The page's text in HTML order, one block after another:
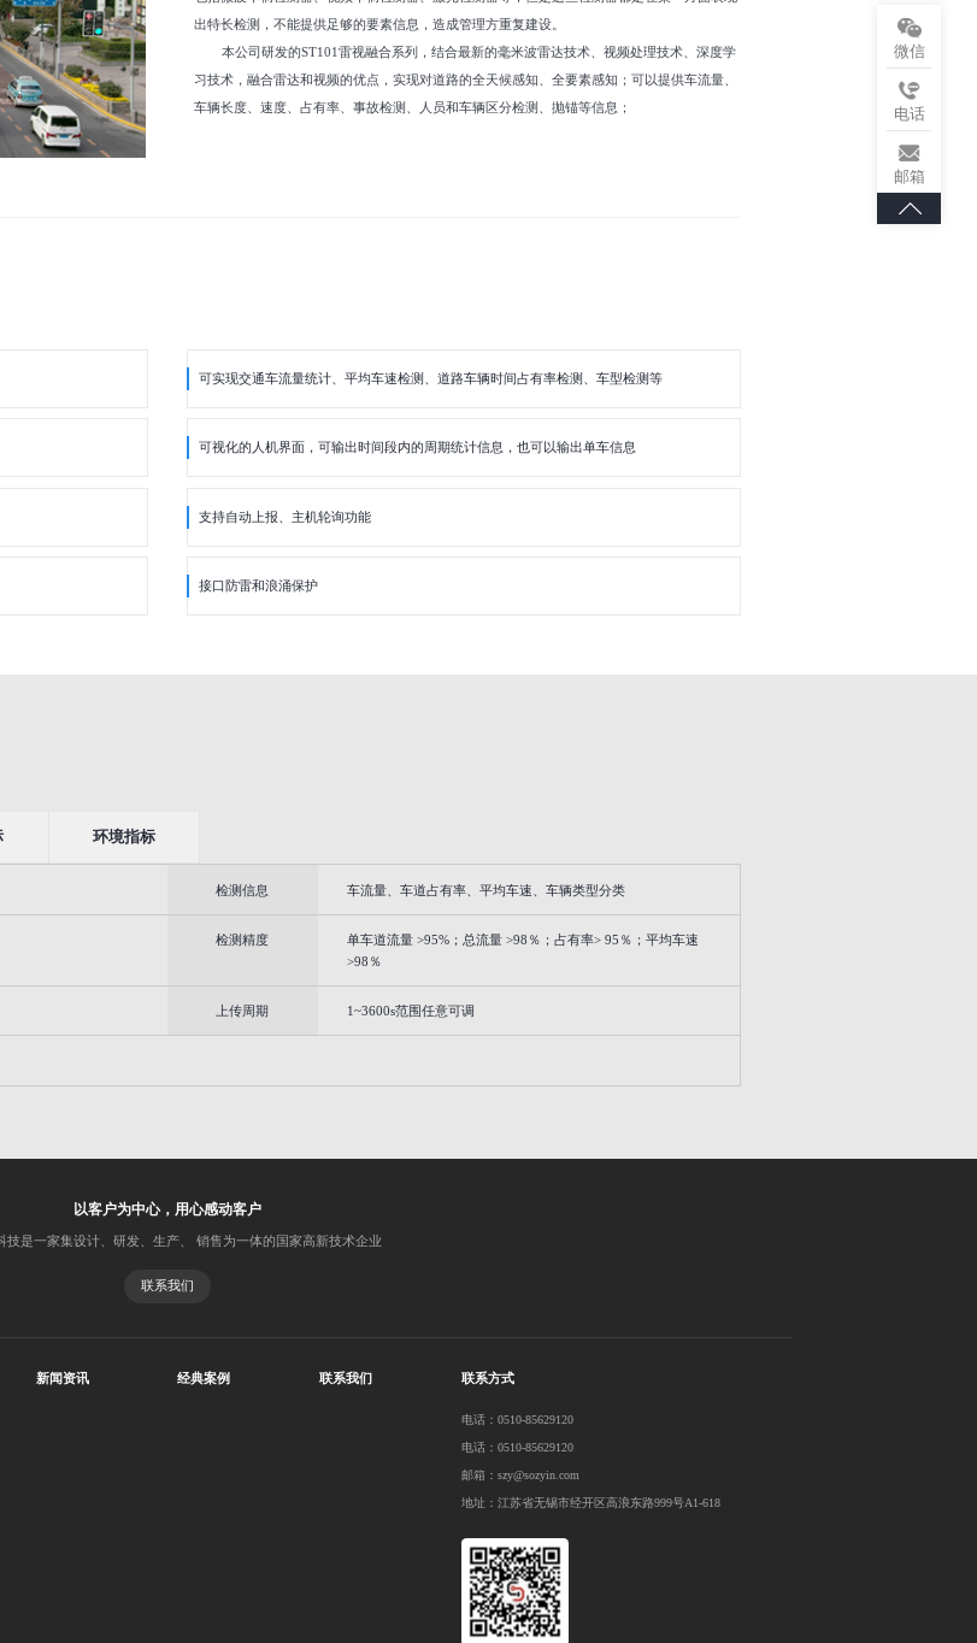
出特长检测，不能提供足够的要素信息，造成管理方重复建设。
本公司研发的ST101雷视融合系列，结合最新的毫米波雷达技术、视频处理技术、深度学
习技术，融合雷达和视频的优点，实现对道路的全天候感知、全要素感知；可以提供车流量、
车辆长度、速度、占有率、事故检测、人员和车辆区分检测、抛锚等信息；
可实现交通车流量统计、平均车速检测、道路车辆时间占有率检测、车型检测等
可视化的人机界面，可输出时间段内的周期统计信息，也可以输出单车信息
支持自动上报、主机轮询功能
接口防雷和浪涌保护
环境指标
检测信息 车流量、车道占有率、平均车速、车辆类型分类
检测精度
单车道流量 >95%；总流量 >98％；占有率> 95％；平均车速
>98％
上传周期 1~3600s范围任意可调
以客户为中心，用心感动客户
技是一家集设计、研发、生产、 销售为一体的国家高新技术企业
联系我们
新闻资讯 经典案例 联系我们 联系方式
电话：0510-85629120
电话：0510-85629120
邮箱：szy@sozyin.com
地址：江苏省无锡市经开区高浪东路999号A1-618
微信
电话
邮箱